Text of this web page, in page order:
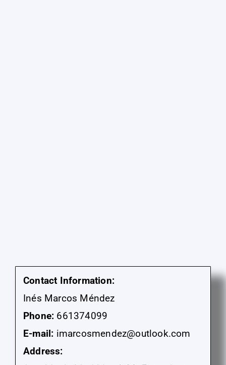
Contact Information:
Inés Marcos Méndez
Phone: 661374099
E-mail: imarcosmendez@outlook.com
Address: